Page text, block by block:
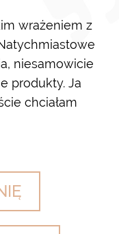
wrażeniem z
niesamowicie
produkty. Ja
chciałam